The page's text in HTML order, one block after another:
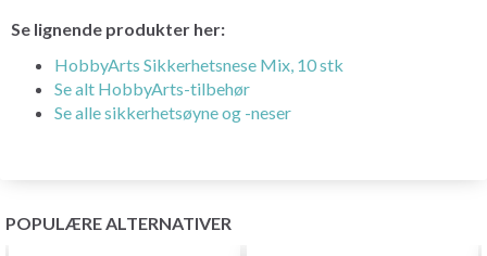
Se lignende produkter her:
HobbyArts Sikkerhetsnese Mix, 10 stk
Se alt HobbyArts-tilbehør
Se alle sikkerhetsøyne og -neser
POPULÆRE ALTERNATIVER